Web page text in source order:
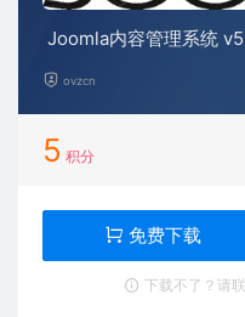
Joomla内容管理系统
ovzcn
5 积分
免费下载
下载不了？请